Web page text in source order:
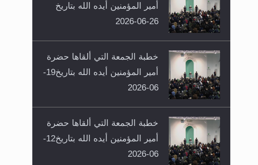
أمير المؤمنين أيده الله بتاريخ
26-06-2026
خطبة الجمعة التي ألقاها حضرة
أمير المؤمنين أيده الله بتاريخ19-
06-2026
خطبة الجمعة التي ألقاها حضرة
أمير المؤمنين أيده الله بتاريخ12-
06-2026